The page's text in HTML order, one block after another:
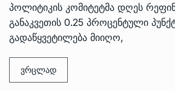
პოლიტიკის კომიტეტმა დღეს
განაკვეთის 0.25 პროცენტული
გადაწყვეტილება მიიღო,
ვრცლად